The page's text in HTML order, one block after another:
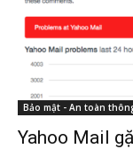
Bảo mật - An toàn
Yahoo Mail